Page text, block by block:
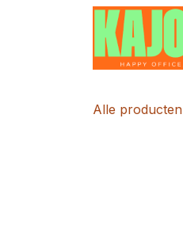
Overslaan naar inhoud
Alle producten